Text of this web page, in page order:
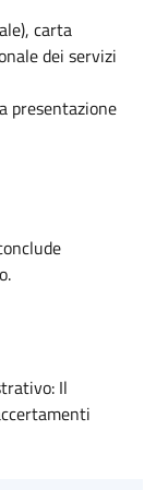
carta
dei servizi
presentazione
Il